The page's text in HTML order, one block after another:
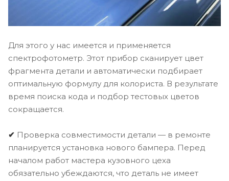
Для этого у нас имеется и применяется
спектрофотометр. Этот прибор сканирует цвет
фрагмента детали и автоматически подбирает
оптимальную формулу для колориста. В результате
время поиска кода и подбор тестовых цветов
сокращается.
✔ Проверка совместимости детали — в ремонте
планируется установка нового бампера. Перед
началом работ мастера кузовного цеха
обязательно убеждаются, что деталь не имеет